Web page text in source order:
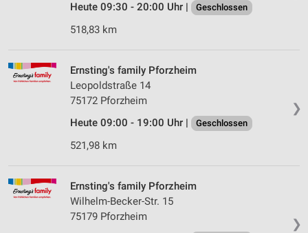
Heute 09:30 - 20:00 Uhr |
Geschlossen
518,83 km
❯
Ernsting's family Pforzheim
Leopoldstraße 14
75172 Pforzheim
Heute 09:00 - 19:00 Uhr |
Geschlossen
521,98 km
❯
Ernsting's family Pforzheim
Wilhelm-Becker-Str. 15
75179 Pforzheim
Erstellung von Profilen zur Personalisierung
von Inhalten
personalisierter Inhalte
Messung der Werbeleistung
Messung der Performance von Inhalten
Analyse von Zielgruppen durch Statistiken oder
Entwicklung und Verbesserung der Angebote